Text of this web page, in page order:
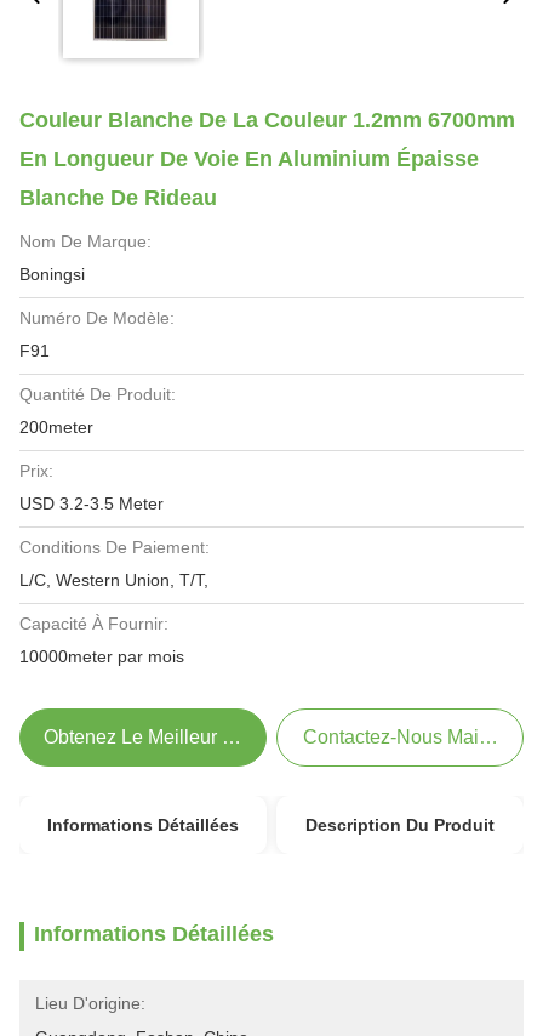
Couleur Blanche De La Couleur 1.2mm 6700mm
En Longueur De Voie En Aluminium Épaisse
Blanche De Rideau
Nom De Marque:
Boningsi
Numéro De Modèle:
F91
Quantité De Produit:
200meter
Prix:
USD 3.2-3.5 Meter
Conditions De Paiement:
L/C, Western Union, T/T,
Capacité À Fournir:
10000meter par mois
Obtenez Le Meilleur Prix Contactez-Nous Maintenant
Informations Détaillées Description Du Produit
Informations Détaillées
Lieu D'origine: